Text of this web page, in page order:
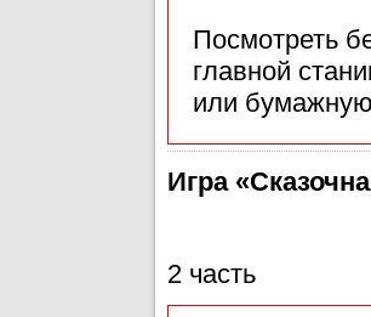
Посмотреть
главной
или
Игра
2 часть